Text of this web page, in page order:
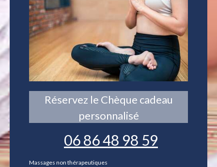
Réservez le Chèque cadeau
personnalisé
06 86 48 98 59
Massages non thérapeutiques